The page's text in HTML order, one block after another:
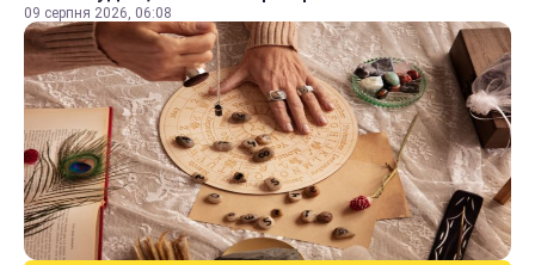
09 серпня 2026, 06:08